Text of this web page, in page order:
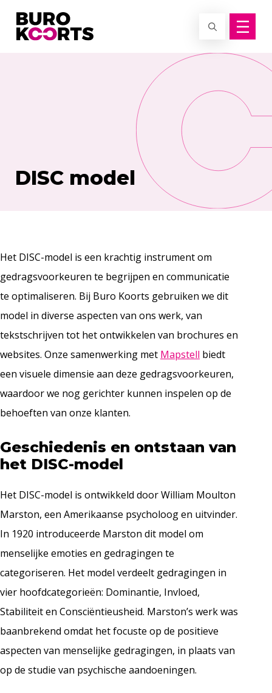
Terug naar home
DISC model
Het DISC-model is een krachtig instrument om
gedragsvoorkeuren te begrijpen en communicatie
te optimaliseren. Bij Buro Koorts gebruiken we dit
model in diverse aspecten van ons werk, van
tekstschrijven tot het ontwikkelen van brochures en
websites. Onze samenwerking met Mapstell biedt
een visuele dimensie aan deze gedragsvoorkeuren,
waardoor we nog gerichter kunnen inspelen op de
behoeften van onze klanten.
Geschiedenis en ontstaan van
het DISC-model
Het DISC-model is ontwikkeld door William Moulton
Marston, een Amerikaanse psycholoog en uitvinder.
In 1920 introduceerde Marston dit model om
menselijke emoties en gedragingen te
categoriseren. Het model verdeelt gedragingen in
vier hoofdcategorieën: Dominantie, Invloed,
Stabiliteit en Consciëntieusheid. Marston’s werk was
baanbrekend omdat het focuste op de positieve
aspecten van menselijke gedragingen, in plaats van
op de studie van psychische aandoeningen.